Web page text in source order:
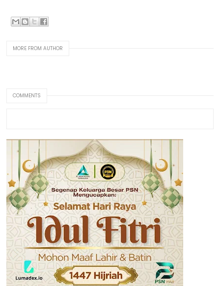
MORE FROM AUTHOR
COMMENTS